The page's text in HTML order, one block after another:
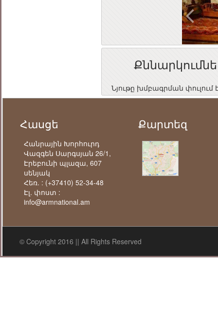
Նյութը խմբագրման փուլում է
Հասցե
Հանրային Խորհուրդ
Վազգեն Սարգսյան 26/1,
Էրեբունի պլազա, 607
սենյակ
Հեռ. : (+37410) 52-34-48
Էլ. փոստ :
info@armnational.am
Քարտեզ
© Copyright 2016 || All Rights Reserved